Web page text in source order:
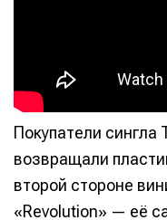
Покупатели сингла
возвращали
второй стороне
«Revolution» — её